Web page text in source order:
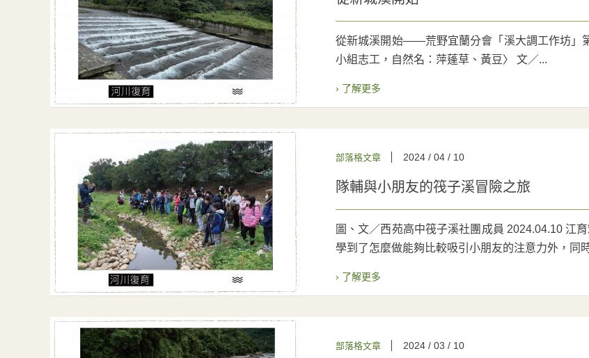
從新城溪開始——荒野宜蘭分會「溪大調工作坊」
小組志工，自然名：萍蓬草、黃豆〉 文／...
› 了解更多
部落格文章 2024 / 04 / 10
隊輔與小朋友的筏子溪冒險之旅
圖、文／西苑高中筏子溪社團成員 2024.04.10
學到了怎麼做能夠比較吸引小朋友的注意力外，同
› 了解更多
部落格文章 2024 / 03 / 10